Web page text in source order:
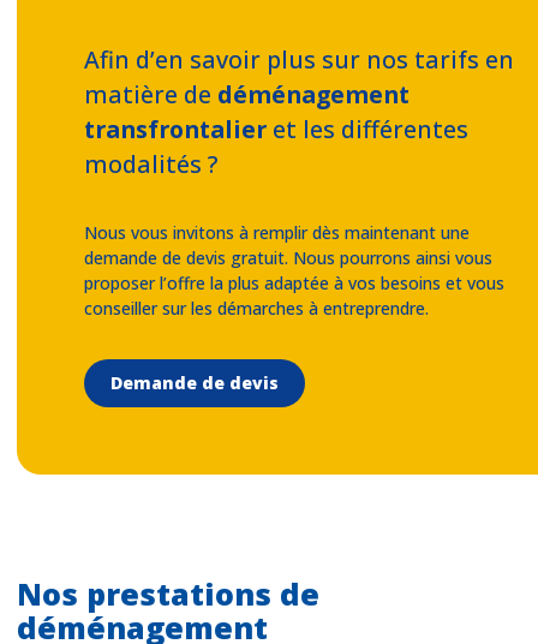
Afin d’en savoir plus sur nos tarifs en
matière de déménagement
transfrontalier et les différentes
modalités ?
Nous vous invitons à remplir dès maintenant une
demande de devis gratuit. Nous pourrons ainsi vous
proposer l’offre la plus adaptée à vos besoins et vous
conseiller sur les démarches à entreprendre.
Demande de devis
Nos prestations de
déménagement